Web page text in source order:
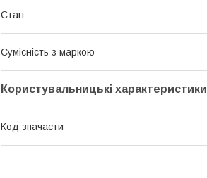
Стан
Сумісність з маркою
Користувальницькі характеристики
Код зпачасти